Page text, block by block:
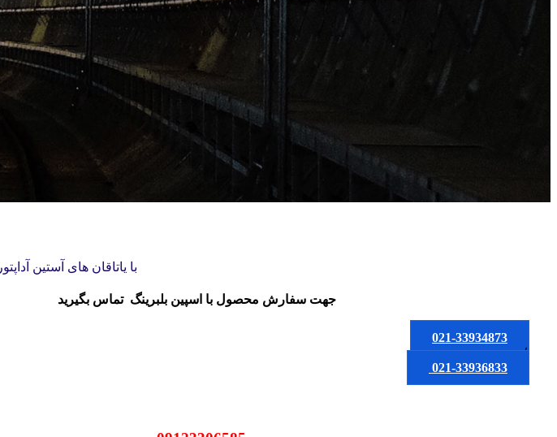
بلوک های بالش SAF و SAW با یاتاقان های آستین آداپتور
جهت سفارش محصول با اسپین بلبرینگ تماس بگیرید
021-33934873
یا
021-33936833